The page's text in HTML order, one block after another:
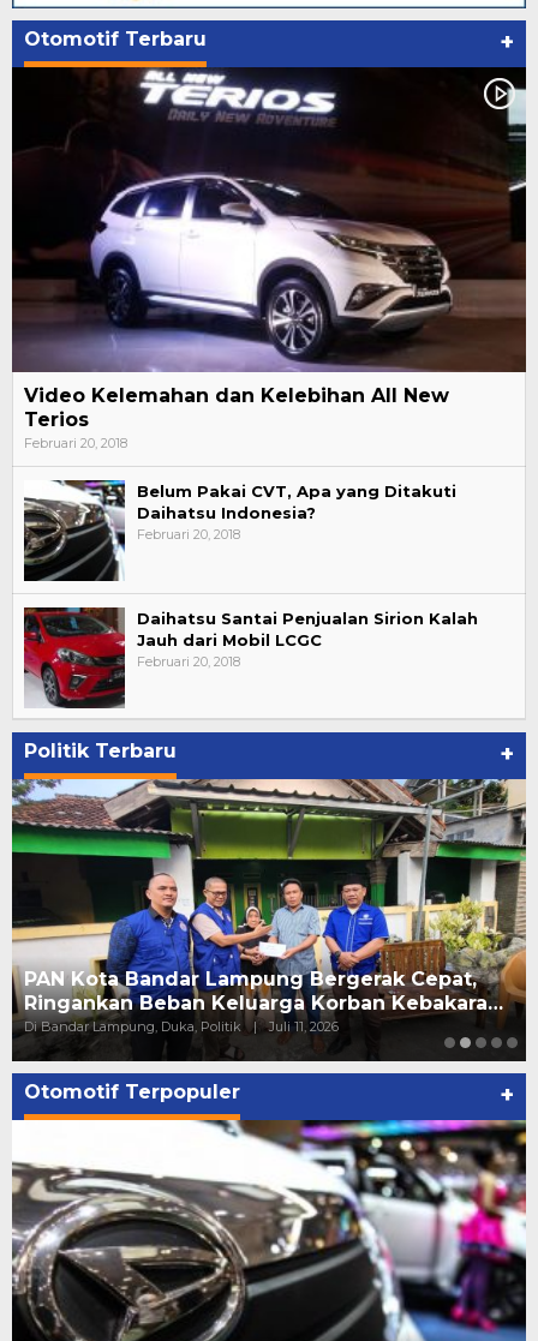
Otomotif Terbaru +
Video Kelemahan dan Kelebihan All New
Terios
Februari 20, 2018
Belum Pakai CVT, Apa yang Ditakuti
Daihatsu Indonesia?
Februari 20, 2018
Daihatsu Santai Penjualan Sirion Kalah
Jauh dari Mobil LCGC
Februari 20, 2018
Politik Terbaru +
PAN Kota Bandar Lampung Bergerak Cepat,
Ringankan Beban Keluarga Korban Kebakara…
Di Bandar Lampung, Duka, Politik | Juli 11, 2026
Otomotif Terpopuler +